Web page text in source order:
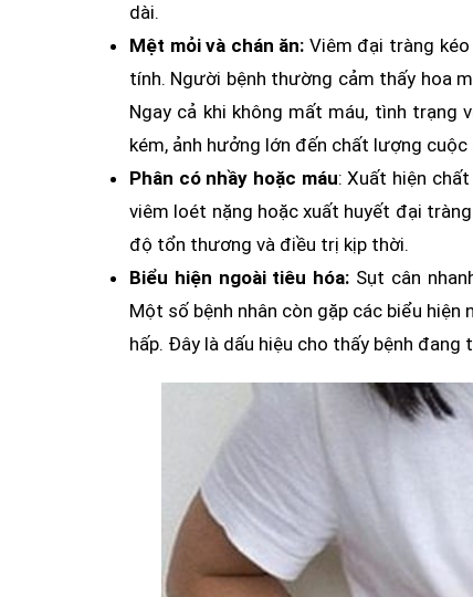
dài.
Mệt mỏi và chán ăn: Viêm đại tràng
tính. Người bệnh thường cảm thấy hoa
Ngay cả khi không mất máu, tình trạng
kém, ảnh hưởng lớn đến chất lượng cuộc
Phân có nhầy hoặc máu: Xuất hiện
viêm loét nặng hoặc xuất huyết đại
độ tổn thương và điều trị kịp thời.
Biểu hiện ngoài tiêu hóa: Sụt cân
Một số bệnh nhân còn gặp các biểu
hấp. Đây là dấu hiệu cho thấy bệnh